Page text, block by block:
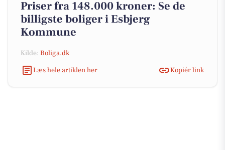
Priser fra 148.000 kroner: Se de
billigste boliger i Esbjerg
Kommune
Kilde: Boliga.dk
Læs hele artiklen her
Kopiér link